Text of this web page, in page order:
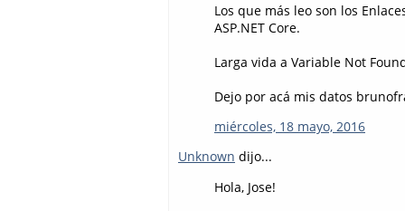
Los que más leo son los
ASP.NET Core.
Larga vida a Variable Not
Dejo por acá mis datos
miércoles, 18 mayo, 2016
Unknown dijo...
Hola, Jose!